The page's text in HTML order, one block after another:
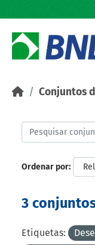
Conjuntos
Ordenar por
3
Etiquetas: